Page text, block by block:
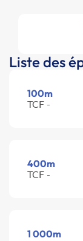
Liste des
100m
TCF -
400m
TCF -
1 000m